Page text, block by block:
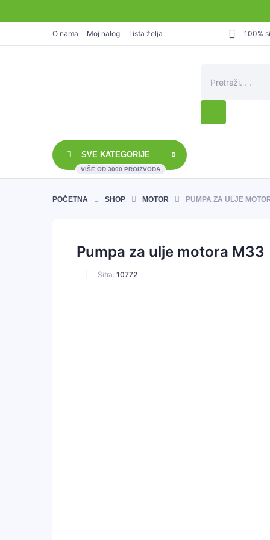
O nama Moj nalog Lista želja 100%
search
SVE KATEGORIJE
VIŠE OD 3000 PROIZVODA
POČETNA SHOP MOTOR PUMPA ZA ULJE
Pumpa za ulje motora M33
Šifra: 10772